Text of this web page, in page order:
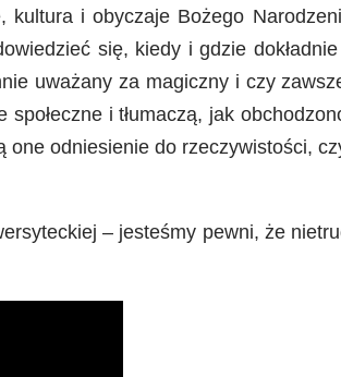
i obyczaje Bożego
się, kiedy i gdzie
uważany za magiczny i czy
i tłumaczą, jak
odniesienie do rzeczywistości,
– jesteśmy pewni, że